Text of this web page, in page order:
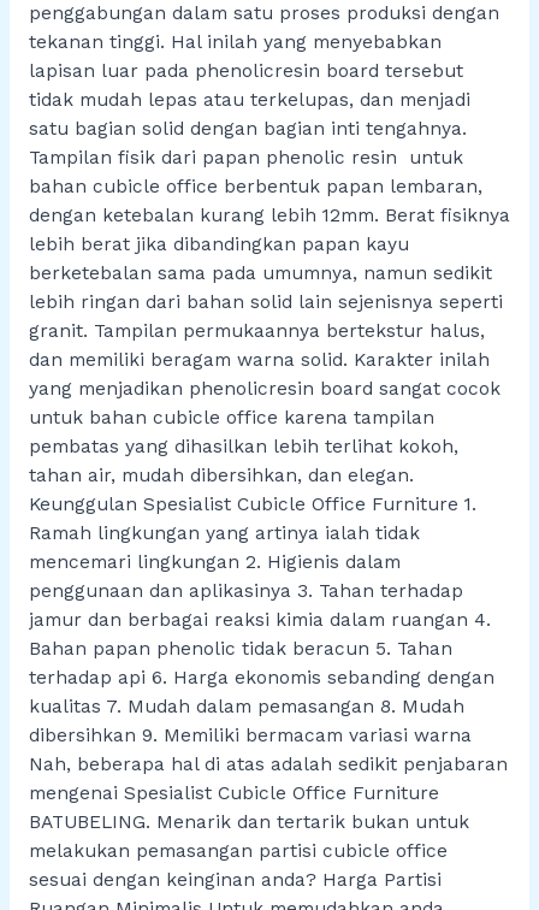
penggabungan dalam satu proses produksi dengan
tekanan tinggi. Hal inilah yang menyebabkan
lapisan luar pada phenolicresin board tersebut
tidak mudah lepas atau terkelupas, dan menjadi
satu bagian solid dengan bagian inti tengahnya.
Tampilan fisik dari papan phenolic resin untuk
bahan cubicle office berbentuk papan lembaran,
dengan ketebalan kurang lebih 12mm. Berat fisiknya
lebih berat jika dibandingkan papan kayu
berketebalan sama pada umumnya, namun sedikit
lebih ringan dari bahan solid lain sejenisnya seperti
granit. Tampilan permukaannya bertekstur halus,
dan memiliki beragam warna solid. Karakter inilah
yang menjadikan phenolicresin board sangat cocok
untuk bahan cubicle office karena tampilan
pembatas yang dihasilkan lebih terlihat kokoh,
tahan air, mudah dibersihkan, dan elegan.
Keunggulan Spesialist Cubicle Office Furniture 1.
Ramah lingkungan yang artinya ialah tidak
mencemari lingkungan 2. Higienis dalam
penggunaan dan aplikasinya 3. Tahan terhadap
jamur dan berbagai reaksi kimia dalam ruangan 4.
Bahan papan phenolic tidak beracun 5. Tahan
terhadap api 6. Harga ekonomis sebanding dengan
kualitas 7. Mudah dalam pemasangan 8. Mudah
dibersihkan 9. Memiliki bermacam variasi warna
Nah, beberapa hal di atas adalah sedikit penjabaran
mengenai Spesialist Cubicle Office Furniture
BATUBELING. Menarik dan tertarik bukan untuk
melakukan pemasangan partisi cubicle office
sesuai dengan keinginan anda? Harga Partisi